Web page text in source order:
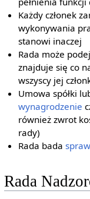
Każdy członek
wykonywania
stanowi inaczej
Rada może
znajduje się co
wszyscy jej
Umowa spółki
wynagrodzenie
również zwrot
rady)
Rada bada
Rada